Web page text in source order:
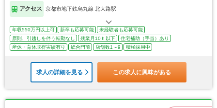
アクセス 京都市地下鉄烏丸線 北大路駅
年収550万円以上可 新卒も応募可能
未経験者も応募可能
原則、引越しを伴う転勤なし
残業月10ｈ以下
住宅補助（手当）あり
産休・育休取得実績有り
総合門前 店舗数1～9 積極採用中
求人の詳細を見る この求人に興味がある